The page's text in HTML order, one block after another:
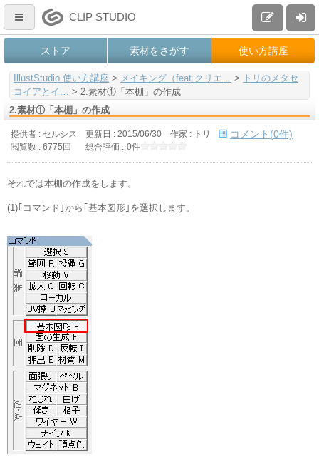
CLIP STUDIO
ストア 素材をさがす 使い方講座
IllustStudio 使い方講座 > メイキング（feat.クリエ… >
トリのメタセ
コイアとイ… > 2.素材①「本棚」の作成
2.素材①「本棚」の作成
提供者 : セルシス 更新日 : 2015/06/30 作家 : トリ
閲覧数 : 6775回
総合評価 : 0件
コメント(0件)
それでは本棚の作成をします。
(1)｢コマンド｣から｢基本図形｣を選択します。